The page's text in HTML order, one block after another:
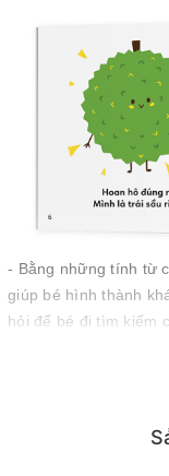
- Bằng những tính từ
giúp bé hình thành
hỏi để bé đi tìm kiếm